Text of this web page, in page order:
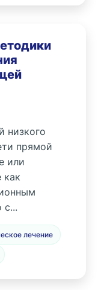
низкого
прямой
или
как
с...
лечение